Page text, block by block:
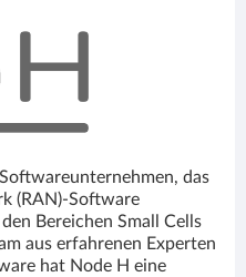
das
(RAN)-Software
Bereichen Small Cells
aus erfahrenen Experten
hat Node H eine